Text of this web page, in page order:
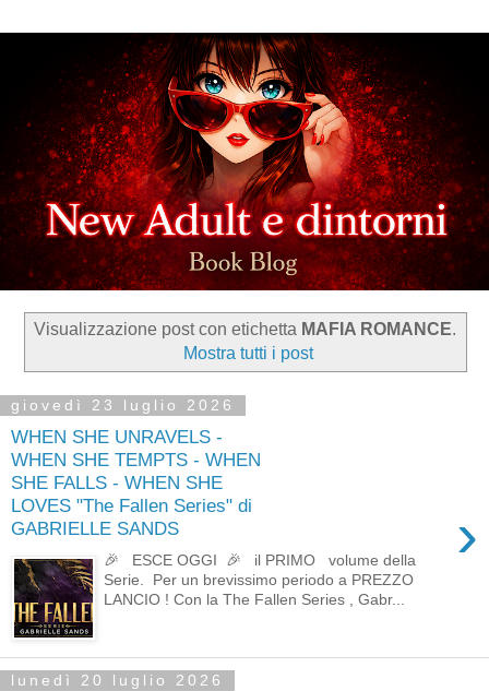
Visualizzazione post con etichetta MAFIA ROMANCE.
Mostra tutti i post
giovedì 23 luglio 2026
WHEN SHE UNRAVELS -
WHEN SHE TEMPTS - WHEN
SHE FALLS - WHEN SHE
LOVES "The Fallen Series" di
GABRIELLE SANDS
›
🎉 ESCE OGGI 🎉 il PRIMO volume della
Serie. Per un brevissimo periodo a PREZZO
LANCIO ! Con la The Fallen Series , Gabr...
lunedì 20 luglio 2026